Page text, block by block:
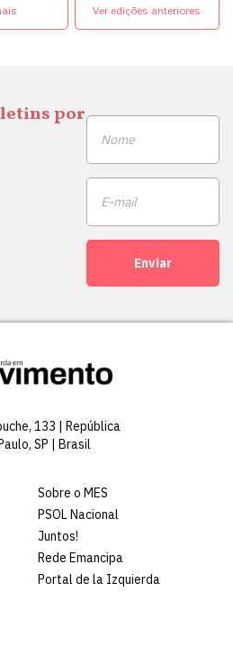
Ver edições anteriores
por
Enviar
133 | República
SP | Brasil
Sobre o MES
PSOL Nacional
Juntos!
Rede Emancipa
Portal de la Izquierda